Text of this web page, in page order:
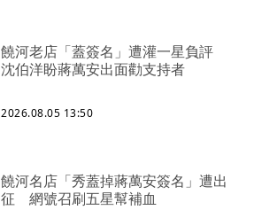
饒河老店「蓋簽名」遭灌一星負評
沈伯洋盼蔣萬安出面勸支持者
2026.08.05 13:50
饒河名店「秀蓋掉蔣萬安簽名」遭出
征 網號召刷五星幫補血